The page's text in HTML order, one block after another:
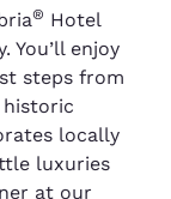
® Hotel
You’ll enjoy
steps from
historic
locally
luxuries
at our